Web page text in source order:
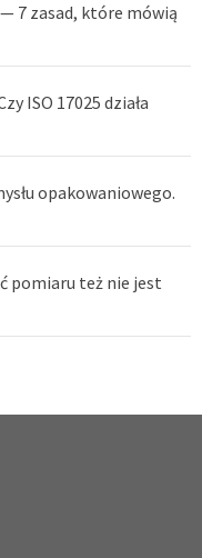
7 zasad, które mówią
ISO 17025 działa
opakowaniowego.
pomiaru też nie jest